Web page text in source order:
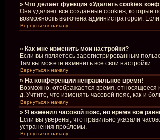
» Что делает функция «Удалить cookies
Она удаляет все созданные cookies, которые
возможность включена администратором.
Вернуться к началу
» Как мне изменить мои настройки?
Если вы являетесь зарегистрированным
Там вы можете изменить все свои настройки.
Вернуться к началу
» На конференции неправильное время!
Возможно, отображается время, относящееся
д. Учтите, что изменять часовой пояс, как и
Вернуться к началу
» Я изменил часовой пояс, но время всё
Если вы уверены, что правильно указали
устранения проблемы.
Вернуться к началу